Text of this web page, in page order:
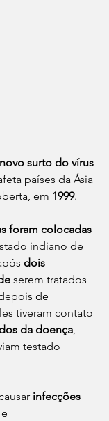
surto do vírus
países da Ásia
em 1999.
foram colocadas
indiano de
dois
serem tratados
de
tiveram contato
da doença,
testado
infecções
e